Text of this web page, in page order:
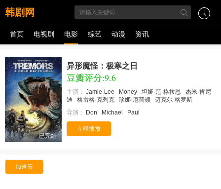
韩剧网
首页 电视剧 电影 综艺 动漫 资讯
已完结
异形魔怪：极寒之日
豆瓣评分:9.6
主演： Jamie-Lee Money 坦娅·范·格拉恩
杰米·肯尼
迪
格雷格·克列克 珍娜·厄普顿
迈克尔·格罗斯
导演：
Don Michael Paul
立即播放
加速云